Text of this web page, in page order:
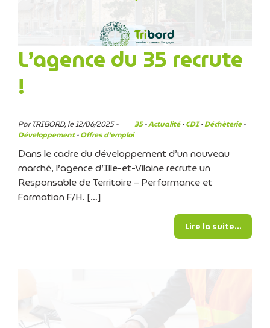
L’agence du 35 recrute
!
Par TRIBORD, le 12/06/2025 - 35·Actualité·CDI·Déchèterie·
Développement·Offres d'emploi
Dans le cadre du développement d’un nouveau
marché, l’agence d’Ille-et-Vilaine recrute un
Responsable de Territoire – Performance et
Formation F/H. […]
Lire la suite…from